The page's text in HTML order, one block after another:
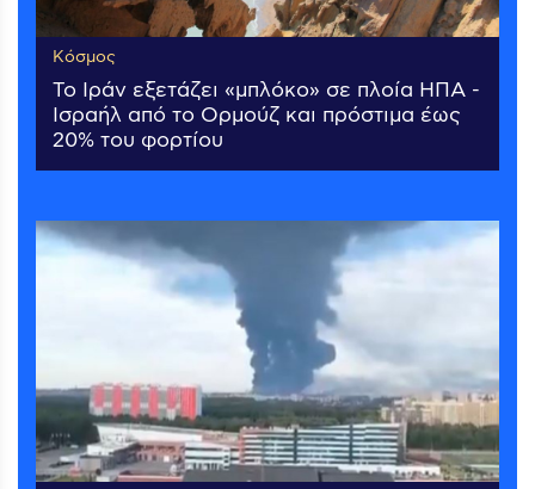
Κόσμος
Το Ιράν εξετάζει «μπλόκο» σε πλοία ΗΠΑ -
Ισραήλ από το Ορμούζ και πρόστιμα έως
20% του φορτίου